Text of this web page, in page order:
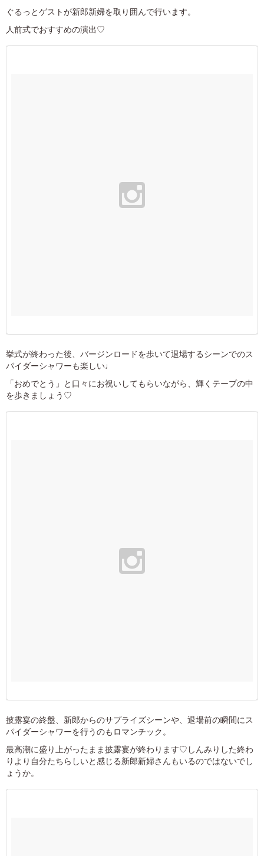
ぐるっとゲストが新郎新婦を取り囲んで行います。
人前式でおすすめの演出♡
挙式が終わった後、バージンロードを歩いて退場するシーンでのス
パイダーシャワーも楽しい♩
「おめでとう」と口々にお祝いしてもらいながら、輝くテープの中
を歩きましょう♡
披露宴の終盤、新郎からのサプライズシーンや、退場前の瞬間にス
パイダーシャワーを行うのもロマンチック。
最高潮に盛り上がったまま披露宴が終わります♡しんみりした終わ
りより自分たちらしいと感じる新郎新婦さんもいるのではないでし
ょうか。